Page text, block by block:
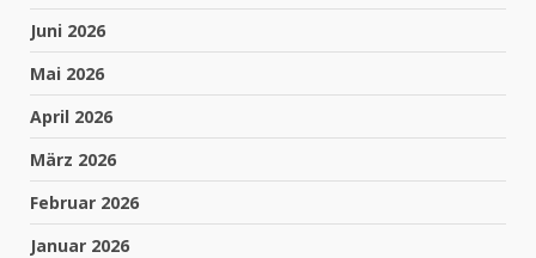
Juni 2026
Mai 2026
April 2026
März 2026
Februar 2026
Januar 2026